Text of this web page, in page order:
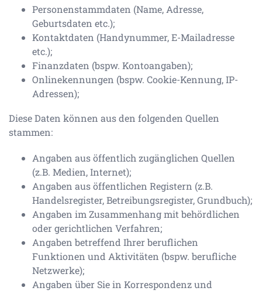
Personenstammdaten (Name, Adresse,
Geburtsdaten etc.);
Kontaktdaten (Handynummer, E-Mailadresse
etc.);
Finanzdaten (bspw. Kontoangaben);
Onlinekennungen (bspw. Cookie-Kennung, IP-
Adressen);
Diese Daten können aus den folgenden Quellen
stammen:
Angaben aus öffentlich zugänglichen Quellen
(z.B. Medien, Internet);
Angaben aus öffentlichen Registern (z.B.
Handelsregister, Betreibungsregister, Grundbuch);
Angaben im Zusammenhang mit behördlichen
oder gerichtlichen Verfahren;
Angaben betreffend Ihrer beruflichen
Funktionen und Aktivitäten (bspw. berufliche
Netzwerke);
Angaben über Sie in Korrespondenz und